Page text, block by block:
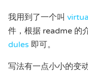
我用到了一个叫
件，根据 readme 的
dules 即可。
写法有一点小小的变动